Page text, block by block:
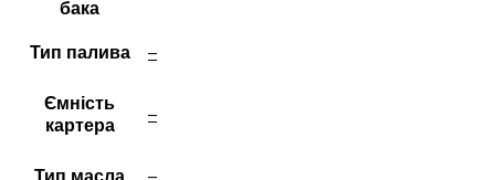
бака
Тип палива –
Ємність
картера
–